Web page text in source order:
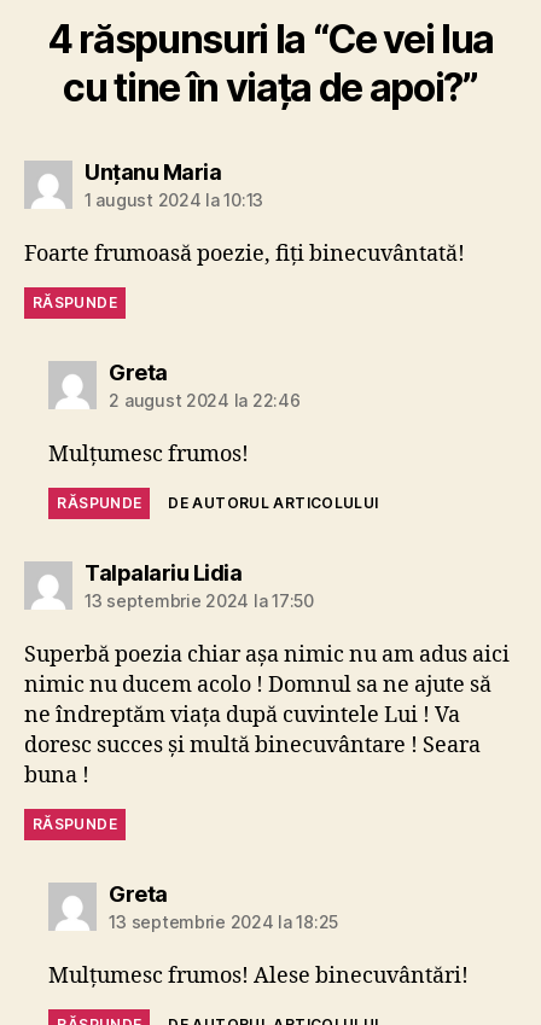
4 răspunsuri la “Ce vei lua
cu tine în viața de apoi?”
Unțanu Mariaspune:
1 august 2024 la 10:13
Foarte frumoasă poezie, fiți binecuvântată!
RĂSPUNDE
Gretaspune:
2 august 2024 la 22:46
Mulțumesc frumos!
RĂSPUNDE DE AUTORUL ARTICOLULUI
Talpalariu Lidiaspune:
13 septembrie 2024 la 17:50
Superbă poezia chiar așa nimic nu am adus aici
nimic nu ducem acolo ! Domnul sa ne ajute să
ne îndreptăm viața după cuvintele Lui ! Va
doresc succes și multă binecuvântare ! Seara
buna !
RĂSPUNDE
Gretaspune:
13 septembrie 2024 la 18:25
Mulțumesc frumos! Alese binecuvântări!